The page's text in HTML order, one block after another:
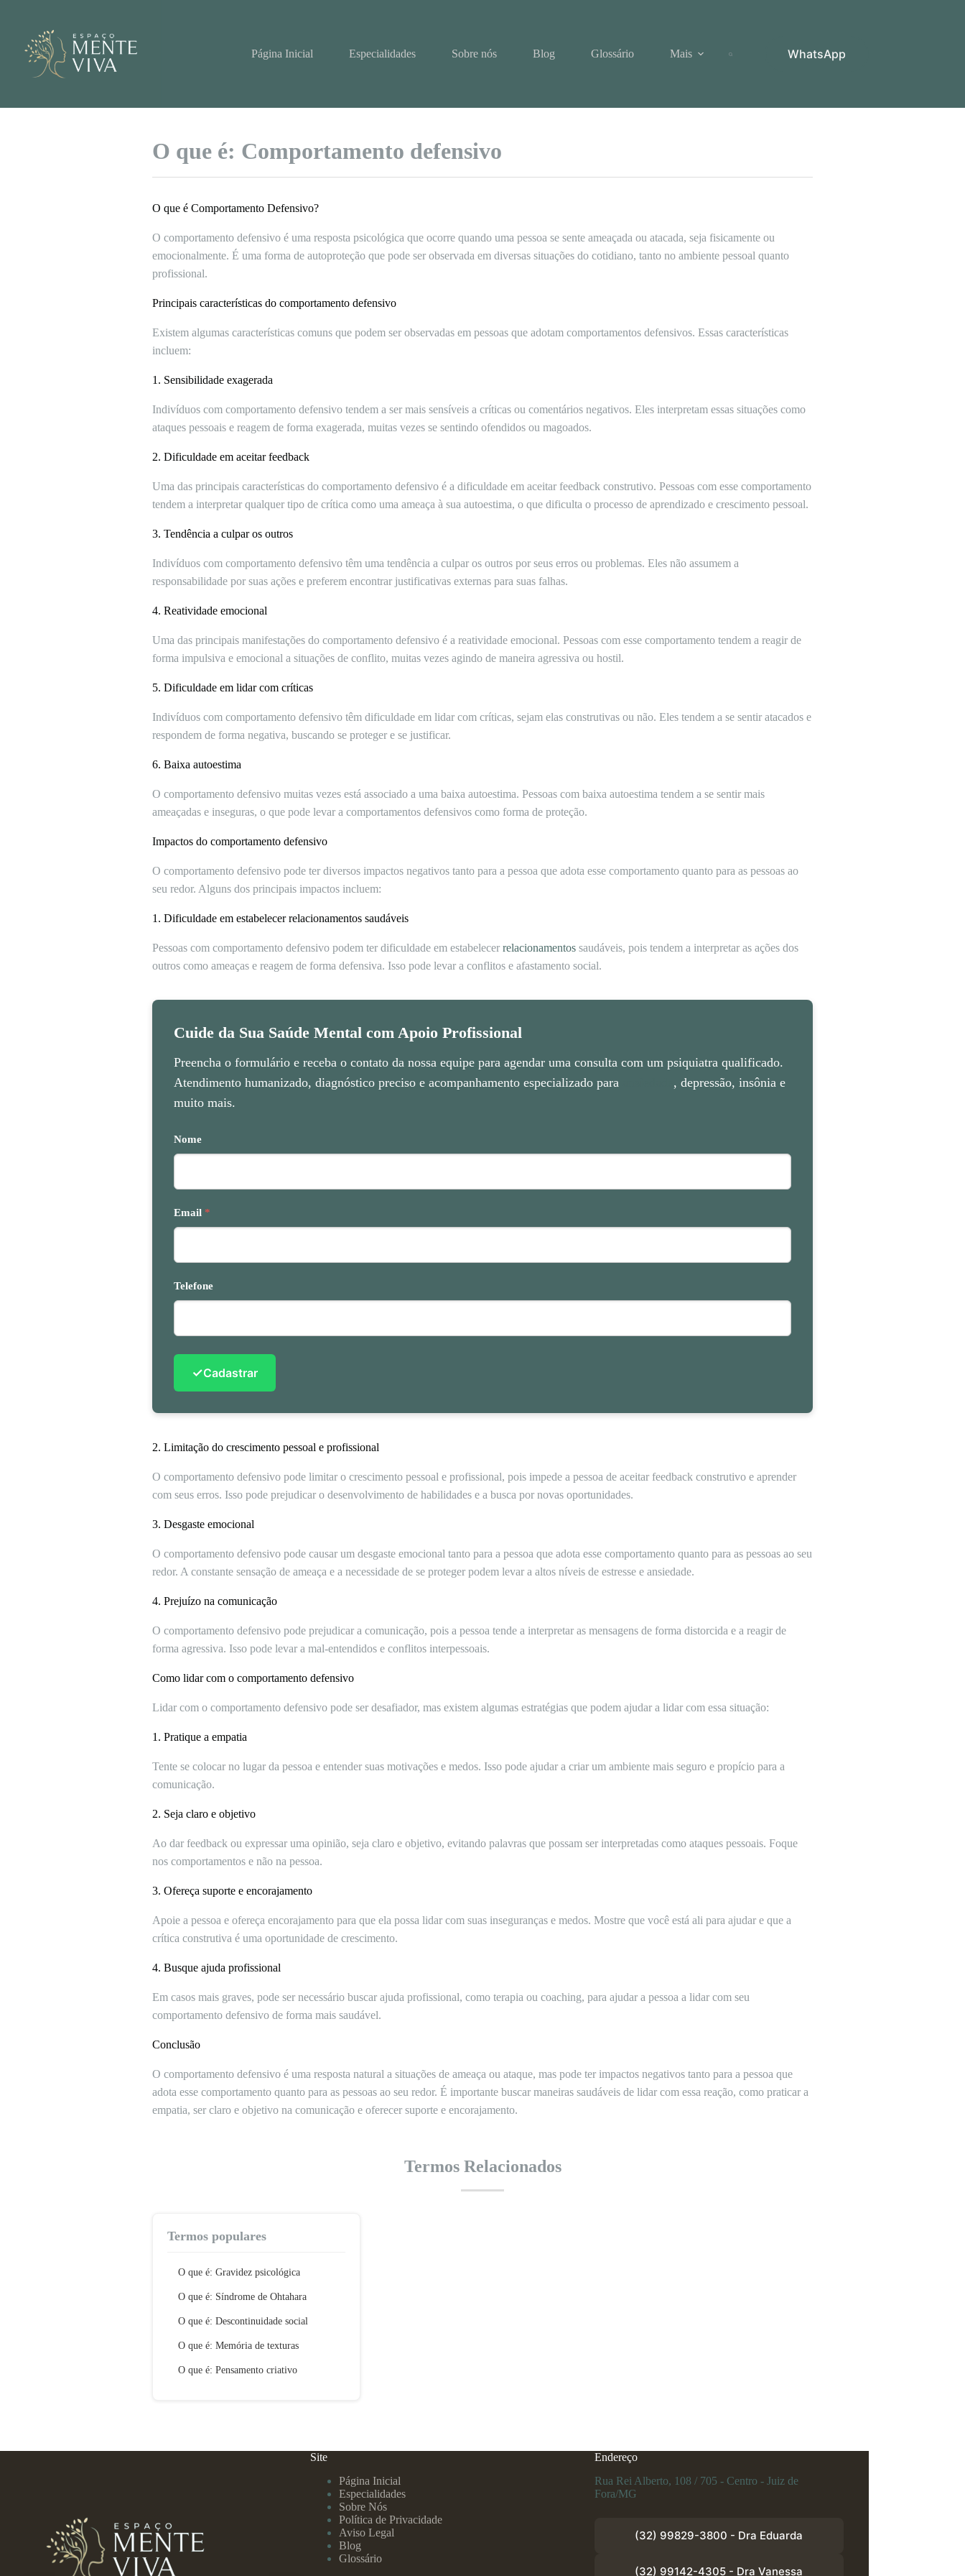
conteúdo
Página Inicial Especialidades Sobre nós Blog Glossário Mais WhatsApp
O que é: Comportamento defensivo
O que é Comportamento Defensivo?
O comportamento defensivo é uma resposta psicológica que ocorre quando uma pessoa se sente ameaçada ou atacada, seja fisicamente ou
emocionalmente. É uma forma de autoproteção que pode ser observada em diversas situações do cotidiano, tanto no ambiente pessoal quanto
profissional.
Principais características do comportamento defensivo
Existem algumas características comuns que podem ser observadas em pessoas que adotam comportamentos defensivos. Essas características
incluem:
1. Sensibilidade exagerada
Indivíduos com comportamento defensivo tendem a ser mais sensíveis a críticas ou comentários negativos. Eles interpretam essas situações como
ataques pessoais e reagem de forma exagerada, muitas vezes se sentindo ofendidos ou magoados.
2. Dificuldade em aceitar feedback
Uma das principais características do comportamento defensivo é a dificuldade em aceitar feedback construtivo. Pessoas com esse comportamento
tendem a interpretar qualquer tipo de crítica como uma ameaça à sua autoestima, o que dificulta o processo de aprendizado e crescimento pessoal.
3. Tendência a culpar os outros
Indivíduos com comportamento defensivo têm uma tendência a culpar os outros por seus erros ou problemas. Eles não assumem a
responsabilidade por suas ações e preferem encontrar justificativas externas para suas falhas.
4. Reatividade emocional
Uma das principais manifestações do comportamento defensivo é a reatividade emocional. Pessoas com esse comportamento tendem a reagir de
forma impulsiva e emocional a situações de conflito, muitas vezes agindo de maneira agressiva ou hostil.
5. Dificuldade em lidar com críticas
Indivíduos com comportamento defensivo têm dificuldade em lidar com críticas, sejam elas construtivas ou não. Eles tendem a se sentir atacados e
respondem de forma negativa, buscando se proteger e se justificar.
6. Baixa autoestima
O comportamento defensivo muitas vezes está associado a uma baixa autoestima. Pessoas com baixa autoestima tendem a se sentir mais
ameaçadas e inseguras, o que pode levar a comportamentos defensivos como forma de proteção.
Impactos do comportamento defensivo
O comportamento defensivo pode ter diversos impactos negativos tanto para a pessoa que adota esse comportamento quanto para as pessoas ao
seu redor. Alguns dos principais impactos incluem:
1. Dificuldade em estabelecer relacionamentos saudáveis
Pessoas com comportamento defensivo podem ter dificuldade em estabelecer relacionamentos saudáveis, pois tendem a interpretar as ações dos
outros como ameaças e reagem de forma defensiva. Isso pode levar a conflitos e afastamento social.
Cuide da Sua Saúde Mental com Apoio Profissional
Preencha o formulário e receba o contato da nossa equipe para agendar uma consulta com um psiquiatra qualificado.
Atendimento humanizado, diagnóstico preciso e acompanhamento especializado para
, depressão, insônia e
muito mais.
Nome
Email *
Telefone
✓Cadastrar
2. Limitação do crescimento pessoal e profissional
O comportamento defensivo pode limitar o crescimento pessoal e profissional, pois impede a pessoa de aceitar feedback construtivo e aprender
com seus erros. Isso pode prejudicar o desenvolvimento de habilidades e a busca por novas oportunidades.
3. Desgaste emocional
O comportamento defensivo pode causar um desgaste emocional tanto para a pessoa que adota esse comportamento quanto para as pessoas ao seu
redor. A constante sensação de ameaça e a necessidade de se proteger podem levar a altos níveis de estresse e ansiedade.
4. Prejuízo na comunicação
O comportamento defensivo pode prejudicar a comunicação, pois a pessoa tende a interpretar as mensagens de forma distorcida e a reagir de
forma agressiva. Isso pode levar a mal-entendidos e conflitos interpessoais.
Como lidar com o comportamento defensivo
Lidar com o comportamento defensivo pode ser desafiador, mas existem algumas estratégias que podem ajudar a lidar com essa situação:
1. Pratique a empatia
Tente se colocar no lugar da pessoa e entender suas motivações e medos. Isso pode ajudar a criar um ambiente mais seguro e propício para a
comunicação.
2. Seja claro e objetivo
Ao dar feedback ou expressar uma opinião, seja claro e objetivo, evitando palavras que possam ser interpretadas como ataques pessoais. Foque
nos comportamentos e não na pessoa.
3. Ofereça suporte e encorajamento
Apoie a pessoa e ofereça encorajamento para que ela possa lidar com suas inseguranças e medos. Mostre que você está ali para ajudar e que a
crítica construtiva é uma oportunidade de crescimento.
4. Busque ajuda profissional
Em casos mais graves, pode ser necessário buscar ajuda profissional, como terapia ou coaching, para ajudar a pessoa a lidar com seu
comportamento defensivo de forma mais saudável.
Conclusão
O comportamento defensivo é uma resposta natural a situações de ameaça ou ataque, mas pode ter impactos negativos tanto para a pessoa que
adota esse comportamento quanto para as pessoas ao seu redor. É importante buscar maneiras saudáveis de lidar com essa reação, como praticar a
empatia, ser claro e objetivo na comunicação e oferecer suporte e encorajamento.
Termos Relacionados
Termos populares
O que é: Gravidez psicológica
O que é: Síndrome de Ohtahara
O que é: Descontinuidade social
O que é: Memória de texturas
O que é: Pensamento criativo
Site
Página Inicial
Especialidades
Sobre Nós
Política de Privacidade
Aviso Legal
Blog
Glossário
Endereço
Rua Rei Alberto, 108 / 705 - Centro - Juiz de
Fora/MG
(32) 99829-3800 - Dra Eduarda
(32) 99142-4305 - Dra Vanessa